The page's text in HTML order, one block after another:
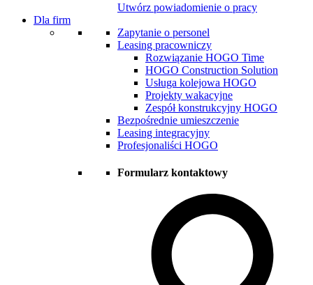
Utwórz powiadomienie o pracy
Dla firm
Zapytanie o personel
Leasing pracowniczy
Rozwiązanie HOGO Time
HOGO Construction Solution
Usługa kolejowa HOGO
Projekty wakacyjne
Zespół konstrukcyjny HOGO
Bezpośrednie umieszczenie
Leasing integracyjny
Profesjonaliści HOGO
Formularz kontaktowy